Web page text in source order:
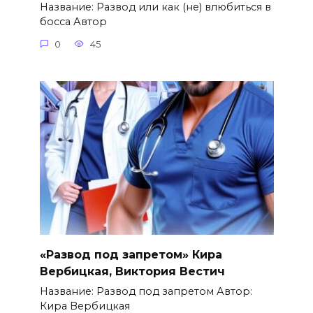
Название: Развод или как (не) влюбиться в
босса Автор
0 45
«Развод под запретом» Кира
Вербицкая, Виктория Вестич
Название: Развод под запретом Автор:
Кира Вербицкая